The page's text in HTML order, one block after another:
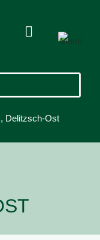

Delitzsch-Ost